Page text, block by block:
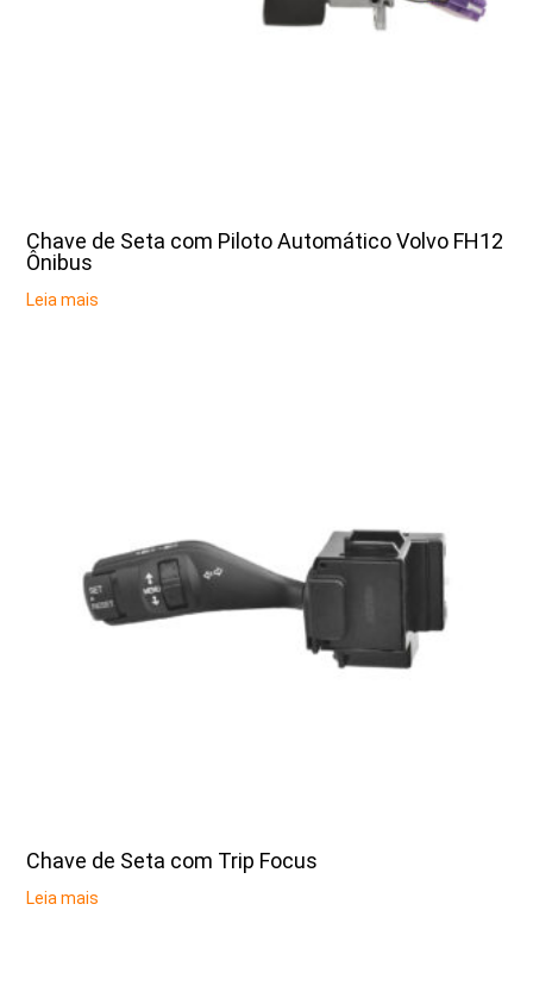
Chave de Seta com Piloto Automático Volvo FH12
Ônibus
Leia mais
Chave de Seta com Trip Focus
Leia mais